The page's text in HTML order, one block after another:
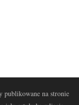
publikowane na stronie